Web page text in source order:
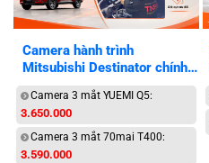
Camera hành trình
Mitsubishi Destinator chính
hãng, giá tốt
Camera 3 mắt YUEMI Q5:
3.650.000
Camera 3 mắt 70mai T400:
3.590.000